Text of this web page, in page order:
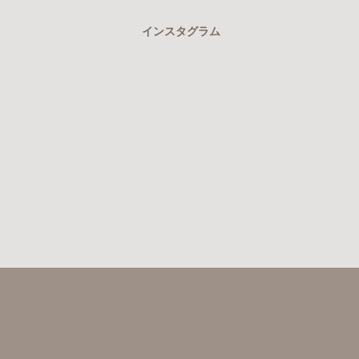
インスタグラム